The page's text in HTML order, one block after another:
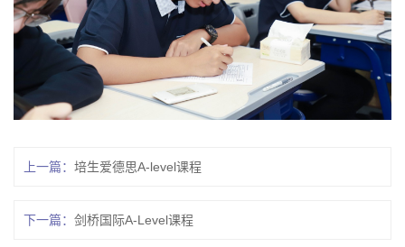
上一篇： 培生爱德思A-level课程
下一篇： 剑桥国际A-Level课程